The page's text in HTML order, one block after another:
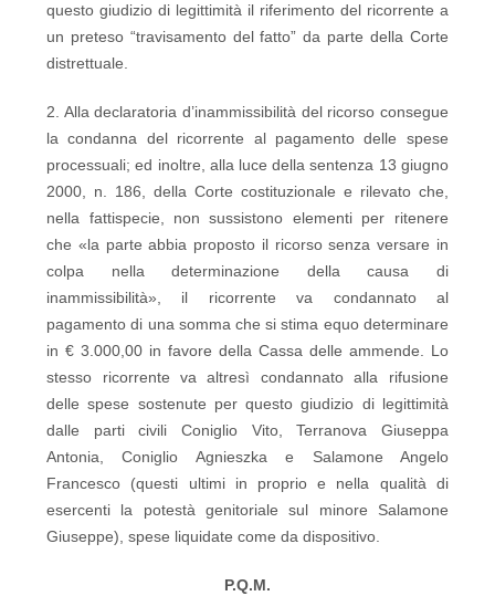
questo giudizio di legittimità il riferimento del ricorrente a
un preteso “travisamento del fatto” da parte della Corte
distrettuale.
2. Alla declaratoria d’inammissibilità del ricorso consegue
la condanna del ricorrente al pagamento delle spese
processuali; ed inoltre, alla luce della sentenza 13 giugno
2000, n. 186, della Corte costituzionale e rilevato che,
nella fattispecie, non sussistono elementi per ritenere
che «la parte abbia proposto il ricorso senza versare in
colpa nella determinazione della causa di
inammissibilità», il ricorrente va condannato al
pagamento di una somma che si stima equo determinare
in € 3.000,00 in favore della Cassa delle ammende. Lo
stesso ricorrente va altresì condannato alla rifusione
delle spese sostenute per questo giudizio di legittimità
dalle parti civili Coniglio Vito, Terranova Giuseppa
Antonia, Coniglio Agnieszka e Salamone Angelo
Francesco (questi ultimi in proprio e nella qualità di
esercenti la potestà genitoriale sul minore Salamone
Giuseppe), spese liquidate come da dispositivo.
P.Q.M.